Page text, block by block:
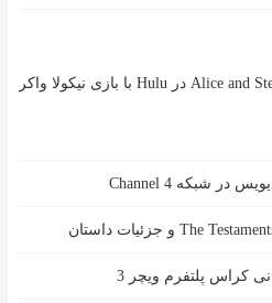
کراس پلتفرم ویچر 3